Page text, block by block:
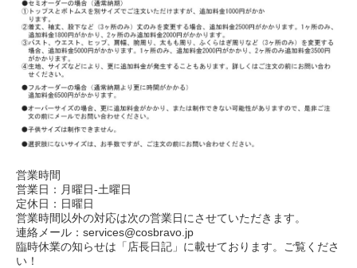
営業時間
営業日：月曜日-土曜日
定休日：日曜日
営業時間以外の対応は次の営業日にさせていただきます。
連絡メール：services@cosbravo.jp
臨時休業の知らせは「店長日記」に載せております。ご覧くださ
い！